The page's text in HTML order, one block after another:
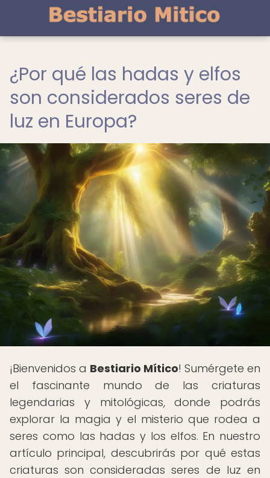
¿Por qué las hadas y elfos
son considerados seres de
luz en Europa?
¡Bienvenidos a Bestiario Mítico! Sumérgete en
el fascinante mundo de las criaturas
legendarias y mitológicas, donde podrás
explorar la magia y el misterio que rodea a
seres como las hadas y los elfos. En nuestro
artículo principal, descubrirás por qué estas
criaturas son consideradas seres de luz en